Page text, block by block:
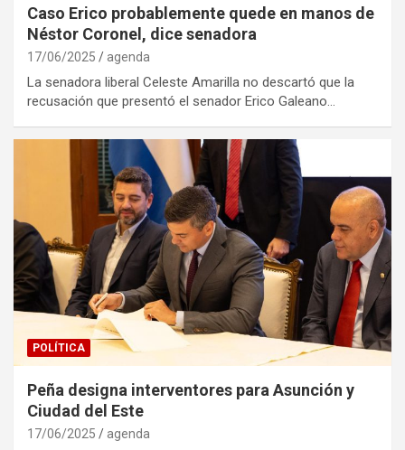
Caso Erico probablemente quede en manos de
Néstor Coronel, dice senadora
17/06/2025 agenda
La senadora liberal Celeste Amarilla no descartó que la
recusación que presentó el senador Erico Galeano…
POLÍTICA
Peña designa interventores para Asunción y
Ciudad del Este
17/06/2025 agenda